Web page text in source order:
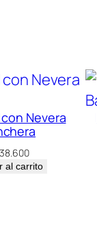
con Nevera
al carrito